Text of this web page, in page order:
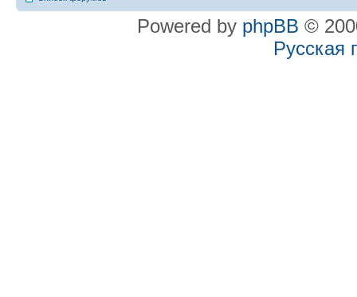
Powered by phpBB ©
Русская